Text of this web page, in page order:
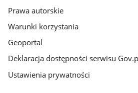
Prawa autorskie
Warunki korzystania
Geoportal
Deklaracja dostępności serwisu
Ustawienia prywatności